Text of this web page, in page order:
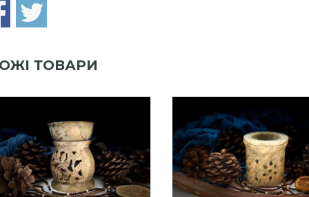
ТОВАРИ
0
out
of
5
ПРИДБАТИ
Add to Wishlist
0out
of
5
ПРИДБАТИ
Add to Wishlist